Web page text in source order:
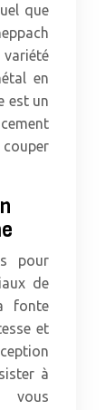
que
variété
en
est un
pour
de
fonte
et
à
vous